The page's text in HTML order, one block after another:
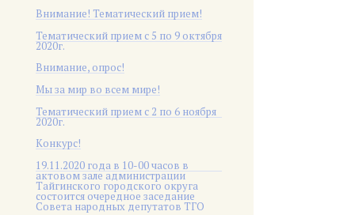
Внимание! Тематический прием!
Тематический прием с 5 по 9 октября
2020г.
Внимание, опрос!
Мы за мир во всем мире!
Тематический прием с 2 по 6 ноября
2020г.
Конкурс!
19.11.2020 года в 10-00 часов в
актовом зале администрации
Тайгинского городского округа
состоится очередное заседание
Совета народных депутатов ТГО